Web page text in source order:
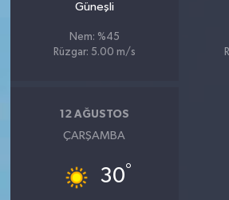
Güneşli
Nem: %45
Rüzgar: 5.00 m/s
12 AĞUSTOS
ÇARŞAMBA
30°